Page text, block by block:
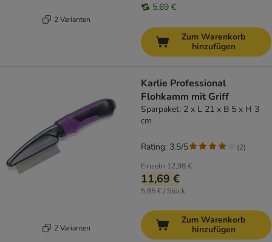
2 Varianten
5,69 €
Zum Warenkorb
hinzufügen
2 Varianten
Karlie Professional
Flohkamm mit Griff
Sparpaket: 2 x L 21 x B 5 x H 3
cm
Einzeln 12,98 €
11,69 €
5,85 € / Stück
Rating: 3.5/5 (2)
Zum Warenkorb
hinzufügen